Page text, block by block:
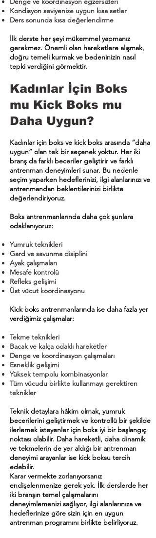
Kondisyon seviyenize uygun kısa setler
Ders sonunda kısa değerlendirme
İlk derste her şeyi mükemmel yapmanız
gerekmez. Önemli olan hareketlere alışmak,
doğru temeli kurmak ve bedeninizin nasıl
tepki verdiğini görmektir.
Kadınlar İçin Boks
mu Kick Boks mu
Daha Uygun?
Kadınlar için boks ve kick boks arasında “daha
uygun” olan tek bir seçenek yoktur. Her iki
branş da farklı beceriler geliştirir ve farklı
antrenman deneyimleri sunar. Bu nedenle
seçim yaparken hedeflerinizi, ilgi alanlarınızı ve
antrenmandan beklentilerinizi birlikte
değerlendiriyoruz.
Boks antrenmanlarında daha çok şunlara
odaklanıyoruz:
Yumruk teknikleri
Gard ve savunma disiplini
Ayak çalışmaları
Mesafe kontrolü
Refleks gelişimi
Üst vücut koordinasyonu
Kick boks antrenmanlarında ise daha fazla yer
verdiğimiz çalışmalar:
Tekme teknikleri
Bacak ve kalça odaklı hareketler
Denge ve koordinasyon çalışmaları
Esneklik gelişimi
Yüksek tempolu kombinasyonlar
Tüm vücudu birlikte kullanmayı gerektiren
teknikler
Teknik detaylara hâkim olmak, yumruk
becerilerini geliştirmek ve kontrollü bir şekilde
ilerlemek isteyenler için boks iyi bir başlangıç
noktası olabilir. Daha hareketli, daha dinamik
ve tekmelerin de yer aldığı bir antrenman
deneyimi arayanlar ise kick boksu tercih
edebilir.
Karar vermekte zorlanıyorsanız
endişelenmenize gerek yok. İlk derslerde her
iki branşın temel çalışmalarını
deneyimlemenizi sağlıyor, ilgi alanlarınıza ve
hedeflerinize göre sizin için en uygun
antrenman programını birlikte belirliyoruz.